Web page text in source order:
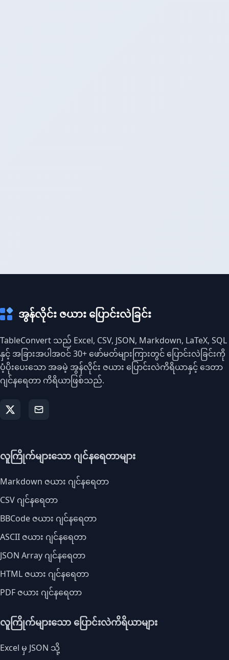
အွန်လိုင်း ဇယား ပြောင်းလဲခြင်း
TableConvert သည် Excel, CSV, JSON, Markdown, LaTeX, SQL
နှင့် အခြားအပါအဝင် 30+ ဖော်မတ်များကြားတွင် ပြောင်းလဲခြင်းကို
ပံ့ပိုးပေးသော အခမဲ့ အွန်လိုင်း ဇယား ပြောင်းလဲကိရိယာနှင့် ဒေတာ
ဂျင်နရေတာ ကိရိယာဖြစ်သည်.
လူကြိုက်များသော ဂျင်နရေတာများ
Markdown ဇယား ဂျင်နရေတာ
CSV ဂျင်နရေတာ
BBCode ဇယား ဂျင်နရေတာ
ASCII ဇယား ဂျင်နရေတာ
JSON Array ဂျင်နရေတာ
HTML ဇယား ဂျင်နရေတာ
PDF ဇယား ဂျင်နရေတာ
လူကြိုက်များသော ပြောင်းလဲကိရိယာများ
Excel မှ JSON သို့